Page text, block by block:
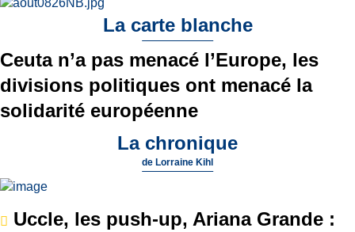
La carte blanche
Ceuta n’a pas menacé l’Europe, les
divisions politiques ont menacé la
solidarité européenne
La chronique
de Lorraine Kihl
Uccle, les push-up, Ariana Grande :